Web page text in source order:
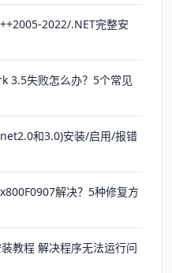
2022/.NET完整安
3.5失败怎么办？5个常见
和3.0)安装/启用/报错
解决？5种修复方
教程 解决程序无法运行问